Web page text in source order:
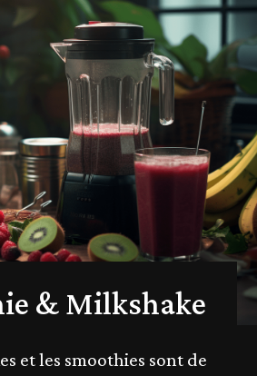
& Milkshake
et les smoothies sont de